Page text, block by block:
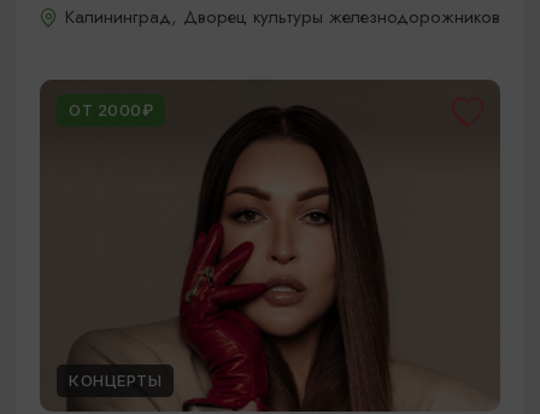
Калининград, Дворец культуры железнодорожников
ОТ 2000₽
КОНЦЕРТЫ